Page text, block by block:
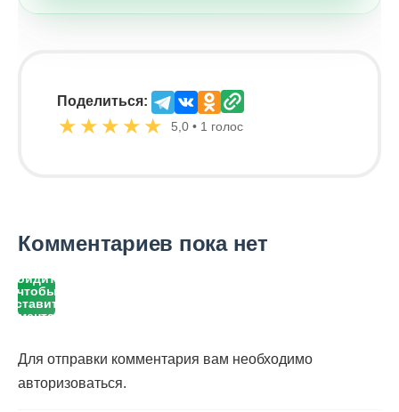
Поделиться:
★ ★ ★ ★ ★ 5,0 • 1 голос
Комментариев пока нет
Войдите,
чтобы
оставить
Для отправки комментария вам необходимо
авторизоваться.